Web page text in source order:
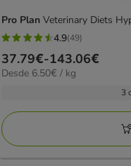
Pro Plan Veterinary Diets
4.9
estrelas
com
avaliações
4.9(49)
Preço
de
143.06€
37.79€-143.06€
6.50€
Desde 6.50€ / kg
3